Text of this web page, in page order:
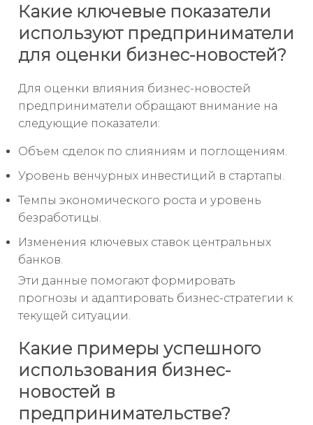
Какие ключевые показатели
используют предприниматели
для оценки бизнес-новостей?
Для оценки влияния бизнес-новостей
предприниматели обращают внимание на
следующие показатели:
Объем сделок по слияниям и поглощениям.
Уровень венчурных инвестиций в стартапы.
Темпы экономического роста и уровень
безработицы.
Изменения ключевых ставок центральных
банков.
Эти данные помогают формировать
прогнозы и адаптировать бизнес-стратегии к
текущей ситуации.
Какие примеры успешного
использования бизнес-
новостей в
предпринимательстве?